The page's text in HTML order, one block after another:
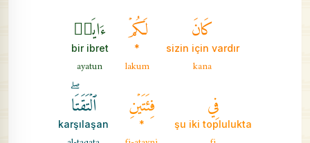
كَانَ
sizin için vardır
kana
لَكُمۡ
*
lakum
ءَايَةٞ
bir ibret
ayatun
فِي
şu iki toplulukta
فِئَتَيۡنِ
*
ٱلۡتَقَتَاۖ
karşılaşan